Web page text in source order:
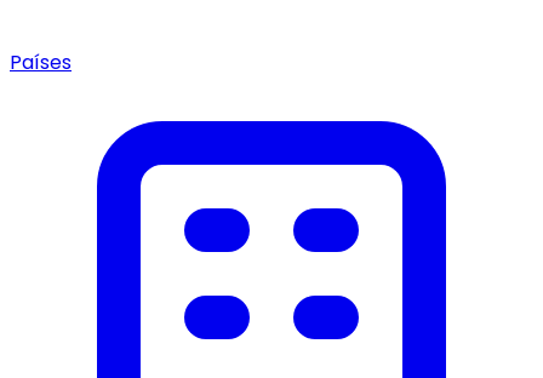
Países